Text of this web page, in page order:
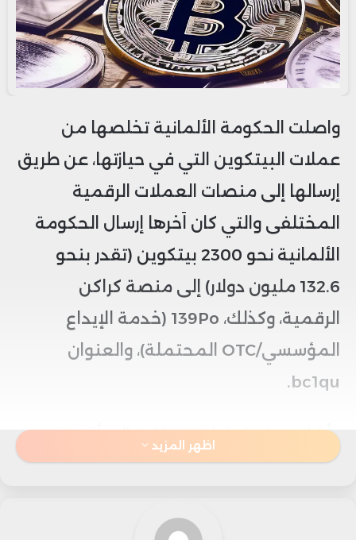
واصلت الحكومة الألمانية تخلصها من
عملات البيتكوين التي في حيازتها، عن طريق
إرسالها إلى منصات العملات الرقمية
المختلفى والتي كان اَخرها إرسال الحكومة
الألمانية نحو 2300 بيتكوين (تقدر بنحو
132.6 مليون دولار) إلى منصة كراكن
الرقمية، وكذلك، 139Po (خدمة الإيداع
المؤسسي/OTC المحتملة)، والعنوان
bc1qu.
وأشار حساب تحليل Arkham إلى أنه حتى
الآن، قامت الحكومة الألمانية بتحويل ما
330.00 مليون دولار) إلى صانعي السوق
اظهر المزيد